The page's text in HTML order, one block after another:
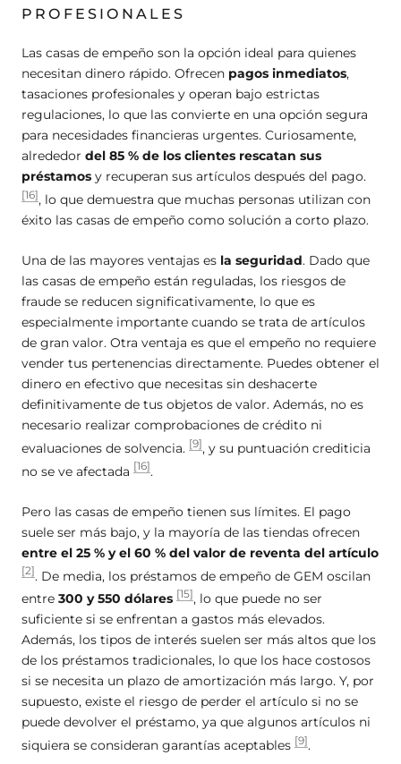
PROFESIONALES
Las casas de empeño son la opción ideal para quienes
necesitan dinero rápido. Ofrecen pagos inmediatos,
tasaciones profesionales y operan bajo estrictas
regulaciones, lo que las convierte en una opción segura
para necesidades financieras urgentes. Curiosamente,
alrededor del 85 % de los clientes rescatan sus
préstamos y recuperan sus artículos después del pago.
[16] , lo que demuestra que muchas personas utilizan con
éxito las casas de empeño como solución a corto plazo.
Una de las mayores ventajas es la seguridad. Dado que
las casas de empeño están reguladas, los riesgos de
fraude se reducen significativamente, lo que es
especialmente importante cuando se trata de artículos
de gran valor. Otra ventaja es que el empeño no requiere
vender tus pertenencias directamente. Puedes obtener el
dinero en efectivo que necesitas sin deshacerte
definitivamente de tus objetos de valor. Además, no es
necesario realizar comprobaciones de crédito ni
evaluaciones de solvencia. [9], y su puntuación crediticia
no se ve afectada [16] .
Pero las casas de empeño tienen sus límites. El pago
suele ser más bajo, y la mayoría de las tiendas ofrecen
entre el 25 % y el 60 % del valor de reventa del artículo
[2] . De media, los préstamos de empeño de GEM oscilan
entre 300 y 550 dólares [15], lo que puede no ser
suficiente si se enfrentan a gastos más elevados.
Además, los tipos de interés suelen ser más altos que los
de los préstamos tradicionales, lo que los hace costosos
si se necesita un plazo de amortización más largo. Y, por
supuesto, existe el riesgo de perder el artículo si no se
puede devolver el préstamo, ya que algunos artículos ni
siquiera se consideran garantías aceptables [9].